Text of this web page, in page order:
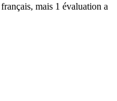
mais 1 évaluation a